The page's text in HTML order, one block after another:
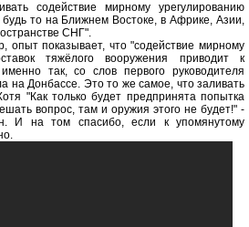
содействие мирному урегулированию
то на Ближнем Востоке, в Африке, Азии,
СНГ".
опыт показывает, что "содействие мирному
тяжёлого вооружения приводит к
так, со слов первого руководителя
на Донбассе. Это то же самое, что заливать
"Как только будет предпринята попытка
вопрос, там и оружия этого не будет!" -
И на том спасибо, если к упомянутому